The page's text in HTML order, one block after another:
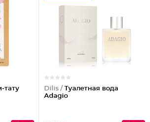
Dilis / Туалетная вода
Adagio